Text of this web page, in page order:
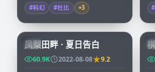
#科幻 #杜比 +3
TW
凤梨田畔 · 夏日告白
60.9K 2022-08-08 9.2